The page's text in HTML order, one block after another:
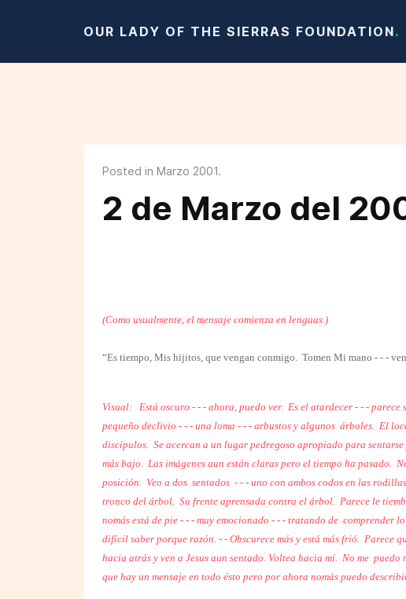
OUR LADY OF THE SIERRAS FOUNDATION.
Posted in Marzo 2001.
2 de Marzo del
(Como usualmente, el mensaje comienza en lenguas.)
“Es tiempo, Mis hijitos, que vengan conmigo. Tomen Mi mano - - -
Visual: Está oscuro - - - ahora, puedo ver. Es el atardecer - - -
pequeño declivio - - - una loma - - - arbustos y algunos árboles. El
discípulos. Se acercan a un lugar pedregoso apropiado para sentarse
más bajo. Las imágenes aun están claras pero el tiempo ha pasado.
posición. Veo a dos sentados - - - uno con ambos codos en las
tronco del árbol. Su frente aprensada contra el árbol. Parece le
nomás está de pie - - - muy emocionado - - - tratando de comprender
difícil saber porque razón. - - Obscurece más y está más frió. Parece
hacia atrás y ven a Jesus aun sentado. Voltea hacia mí. No me puedo
que hay un mensaje en todo ésto pero por ahora nomás puedo